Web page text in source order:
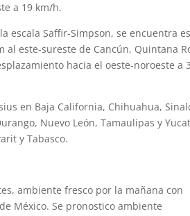
a 19 km/h.
escala Saffir-Simpson, se encuentra
al este-sureste de Cancún, Quintana
hacia el oeste-noroeste a
en Baja California, Chihuahua,
Nuevo León, Tamaulipas y
y Tabasco.
ambiente fresco por la mañana con
México. Se pronostico ambiente